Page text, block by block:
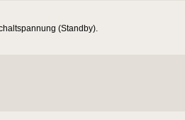
(Standby).